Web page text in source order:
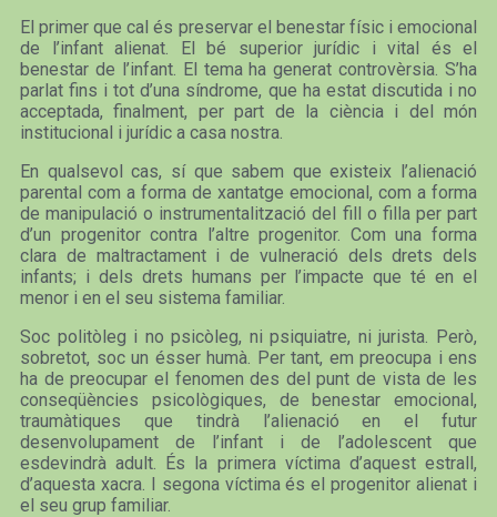
El primer que cal és preservar el benestar físic i emocional
de l’infant alienat. El bé superior jurídic i vital és el
benestar de l’infant. El tema ha generat controvèrsia. S’ha
parlat fins i tot d’una síndrome, que ha estat discutida i no
acceptada, finalment, per part de la ciència i del món
institucional i jurídic a casa nostra.
En qualsevol cas, sí que sabem que existeix l’alienació
parental com a forma de xantatge emocional, com a forma
de manipulació o instrumentalització del fill o filla per part
d’un progenitor contra l’altre progenitor. Com una forma
clara de maltractament i de vulneració dels drets dels
infants; i dels drets humans per l’impacte que té en el
menor i en el seu sistema familiar.
Soc politòleg i no psicòleg, ni psiquiatre, ni jurista. Però,
sobretot, soc un ésser humà. Per tant, em preocupa i ens
ha de preocupar el fenomen des del punt de vista de les
conseqüències psicològiques, de benestar emocional,
traumàtiques que tindrà l’alienació en el futur
desenvolupament de l’infant i de l’adolescent que
esdevindrà adult. És la primera víctima d’aquest estrall,
d’aquesta xacra. I segona víctima és el progenitor alienat i
el seu grup familiar.